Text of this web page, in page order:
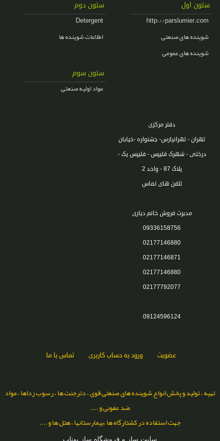
،الکل طبی، ستون اول
http://parslumier.com
شوینده های صنعتی
شوینده های عمومی
ستون دوم
Detergent
اطلاعات شوینده ها
ستون سوم
مواد اولیه صنعتی
دفتر مرکزی
تهران - تهرانپارس- جشنواره -خیابان
درختی - شهرک فلیپس - فلیپس یک -
پلاک 87 - واحد 2
تلفن های تماس
مدیرت فروش خانم دیاری
09336158756
02177146880
02177146871
02177146880
02177792077
09124596124
عضویت ورود به حساب کاربری تماس با ما
تهیه ، تولید و پخش انواع شوینده های صنعتی قوی ، دترجنت ها ، رسوب زداها ، مواد
ضد عفونی و ....
جهت استفاده در کشتارگاه ها ،بیمارستانها ، هتل ها و ....
سایت ساز و فروشگاه ساز یوتاب